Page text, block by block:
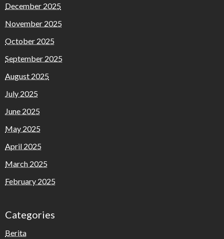
December 2025
November 2025
October 2025
September 2025
August 2025
July 2025
June 2025
May 2025
April 2025
March 2025
February 2025
Categories
Berita